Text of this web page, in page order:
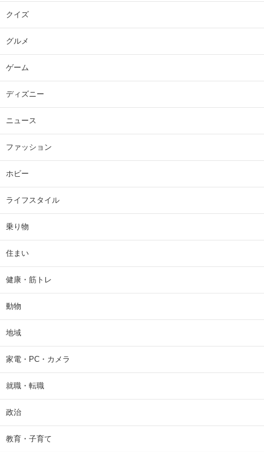
クイズ
グルメ
ゲーム
ディズニー
ニュース
ファッション
ホビー
ライフスタイル
乗り物
住まい
健康・筋トレ
動物
地域
家電・PC・カメラ
就職・転職
政治
教育・子育て